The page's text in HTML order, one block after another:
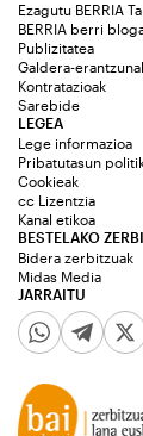
Ezagutu BERRIA
BERRIA berri
Publizitatea
Galdera-
Kontratazioak
Sarebide
JARRAITU
LEGEA
Lege informazioa
Pribatutasun
Cookieak
cc Lizentzia
Kanal etikoa
BESTELAKO
Bidera zerbitzuak
Midas Media